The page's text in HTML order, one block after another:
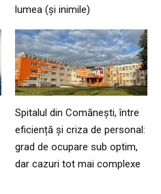
lumea (și inimile)
Spitalul din Comănești, între
eficiență și criza de personal:
grad de ocupare sub optim,
dar cazuri tot mai complexe